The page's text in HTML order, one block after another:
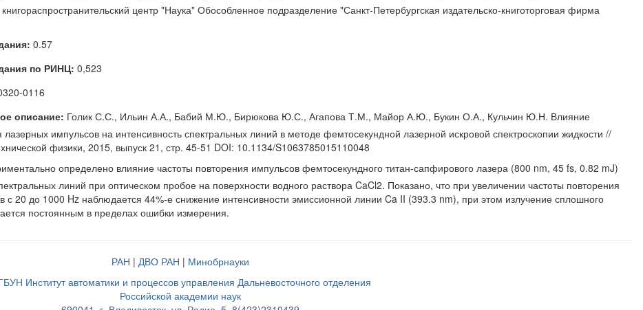
центр "Наука" Обособленное подразделение "Санкт-Петербургская издательско-книготорговая фирма
0.57
по РИНЦ: 0,523
0116
описание: Голик С.С., Ильин А.А., Бабий М.Ю., Бирюкова Ю.С., Агапова Т.М., Майор А.Ю., Букин О.А., Кульчин Ю.Н. Влияние
лазерных импульсов на интенсивность спектральных линий в методе фемтосекундной лазерной искровой спектроскопии жидкости //
физики, 2015, выпуск 21, стр. 45-51 DOI: 10.1134/S1063785015110048
определено влияние частоты повторения импульсов фемтосекундного титан-сапфирового лазера (800 nm, 45 fs, 0.82 mJ)
линий при оптическом пробое на поверхности водного раствора CaCl2. Показано, что при увеличении частоты повторения
с 20 до 1000 Hz наблюдается 44%-е снижение интенсивности эмиссионной линии Ca II (393.3 nm), при этом излучение сплошного
постоянным в пределах ошибки измерения.
РАН | ДВО РАН | Минобрнауки
Институт автоматики и процессов управления Дальневосточного отделения
Российской академии наук